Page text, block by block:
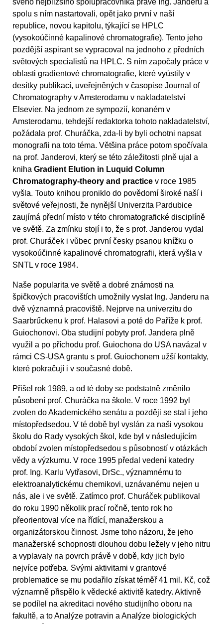
svého nejbližšího spolupracovníka právě Ing. Janderu a
spolu s ním nastartovali, opět jako první v naší
republice, novou kapitolu, týkající se HPLC
(vysokoúčinné kapalinové chromatografie). Tento jeho
pozdější aspirant se vypracoval na jednoho z předních
světových specialistů na HPLC. S ním započaly práce v
oblasti gradientové chromatografie, které vyústily v
desítky publikací, uveřejněných v časopise Journal of
Chromatography v Amsterodamu v nakladatelství
Elsevier. Na jednom ze sympozií, konaném v
Amsterodamu, tehdejší redaktorka tohoto nakladatelství,
požádala prof. Churáčka, zda-li by byli ochotni napsat
monografii na toto téma. Většina práce potom spočívala
na prof. Janderovi, který se této záležitosti plně ujal a
kniha Gradient Elution in Luquid Column
Chromatography-theory and practice v roce 1985
vyšla. Touto knihou proniklo do povědomí široké naší i
světové veřejnosti, že nynější Univerzita Pardubice
zaujímá přední místo v této chromatografické disciplíně
ve světě. Za zmínku stojí i to, že s prof. Janderou vydal
prof. Churáček i vůbec první česky psanou knížku o
vysokoúčinné kapalinové chromatografii, která vyšla v
SNTL v roce 1984.
Naše popularita ve světě a dobré známosti na
špičkových pracovištích umožnily vyslat Ing. Janderu na
dvě významná pracoviště. Nejprve na univerzitu do
Saarbrűckenu k prof. Halasovi a poté do Paříže k prof.
Guiochonovi. Oba studijní pobyty prof. Jandera plně
využil a po příchodu prof. Guiochona do USA navázal v
rámci CS-USA grantu s prof. Guiochonem užší kontakty,
které pokračují i v současné době.
Přišel rok 1989, a od té doby se podstatně změnilo
působení prof. Churáčka na škole. V roce 1992 byl
zvolen do Akademického senátu a později se stal i jeho
místopředsedou. V té době byl vyslán za naši vysokou
školu do Rady vysokých škol, kde byl v následujícím
období zvolen místopředsedou s působností v otázkách
vědy a výzkumu. V roce 1995 předal vedení katedry
prof. Ing. Karlu Vytřasovi, DrSc., významnému to
elektroanalytickému chemikovi, uznávanému nejen u
nás, ale i ve světě. Zatímco prof. Churáček publikoval
do roku 1990 několik prací ročně, tento rok ho
přeorientoval více na řídící, manažerskou a
organizátorskou činnost. Jsme toho názoru, že jeho
manažerské schopnosti dlouhou dobu ležely v jeho nitru
a vyplavaly na povrch právě v době, kdy jich bylo
nejvíce potřeba. Svými aktivitami v grantové
problematice se mu podařilo získat téměř 41 mil. Kč, což
významně přispělo k vědecké aktivitě katedry. Aktivně
se podílel na akreditaci nového studijního oboru na
fakultě, a to Analýze potravin a Analýze biologických